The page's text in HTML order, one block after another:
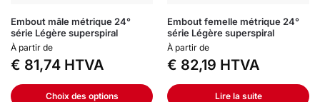
Embout mâle métrique 24°
série Légère superspiral
À partir de
€ 81,74 HTVA
Choix des options
Embout femelle métrique 24°
série Légère superspiral
À partir de
€ 82,19 HTVA
Lire la suite